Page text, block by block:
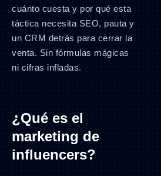
cuánto cuesta y por qué esta
táctica necesita SEO, pauta y
un CRM detrás para cerrar la
venta. Sin fórmulas mágicas
ni cifras infladas.
¿Qué es el
marketing de
influencers?